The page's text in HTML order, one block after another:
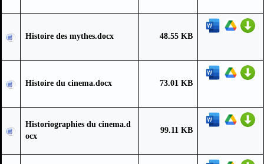
Histoire des mythes.docx 48.55 KB
Histoire du cinema.docx 73.01 KB
Historiographies du cinema.d
ocx
99.11 KB